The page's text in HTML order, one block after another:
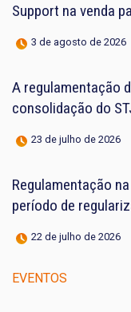
Support na venda
3 de agosto de 2026
A regulamentação
consolidação do
23 de julho de 2026
Regulamentação
período de
22 de julho de 2026
EVENTOS